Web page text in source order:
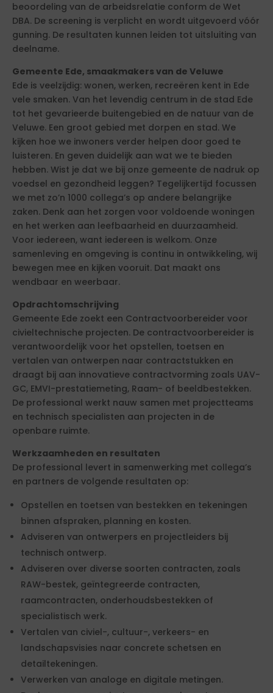
beoordeling van de arbeidsrelatie conform de Wet
DBA. De screening is verplicht en wordt uitgevoerd vóór
gunning. De resultaten kunnen leiden tot uitsluiting van
deelname.
Gemeente Ede, smaakmakers van de Veluwe
Ede is veelzijdig: wonen, werken, recreëren kent in Ede
vele smaken. Van het levendig centrum in de stad Ede
tot het gevarieerde buitengebied en de natuur van de
Veluwe. Een groot gebied met dorpen en stad. We
kijken hoe we inwoners verder helpen door goed te
luisteren. En geven duidelijk aan wat we te bieden
hebben. Wist je dat we bij onze gemeente de nadruk op
voedsel en gezondheid leggen? Tegelijkertijd focussen
we met zo’n 1000 collega’s op andere belangrijke
zaken. Denk aan het zorgen voor voldoende woningen
en het werken aan leefbaarheid en duurzaamheid.
Voor iedereen, want iedereen is welkom. Onze
samenleving en omgeving is continu in ontwikkeling, wij
bewegen mee en kijken vooruit. Dat maakt ons
wendbaar en weerbaar.
Opdrachtomschrijving
Gemeente Ede zoekt een Contractvoorbereider voor
civieltechnische projecten. De contractvoorbereider is
verantwoordelijk voor het opstellen, toetsen en
vertalen van ontwerpen naar contractstukken en
draagt bij aan innovatieve contractvorming zoals UAV-
GC, EMVI-prestatiemeting, Raam- of beeldbestekken.
De professional werkt nauw samen met projectteams
en technisch specialisten aan projecten in de
openbare ruimte.
Werkzaamheden en resultaten
De professional levert in samenwerking met collega’s
en partners de volgende resultaten op:
Opstellen en toetsen van bestekken en tekeningen
binnen afspraken, planning en kosten.
Adviseren van ontwerpers en projectleiders bij
technisch ontwerp.
Adviseren over diverse soorten contracten, zoals
RAW-bestek, geïntegreerde contracten,
raamcontracten, onderhoudsbestekken of
specialistisch werk.
Vertalen van civiel-, cultuur-, verkeers- en
landschapsvisies naar concrete schetsen en
detailtekeningen.
Verwerken van analoge en digitale metingen.